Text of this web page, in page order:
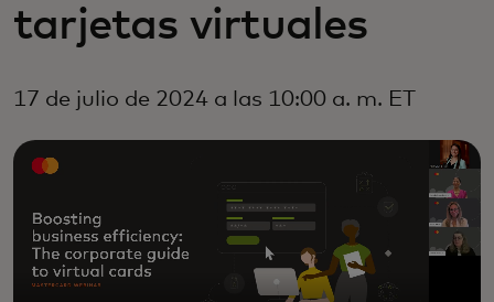
Noticias y tendencias
tarjetas virtuales
17 de julio de 2024 a las 10:00 a. m. ET